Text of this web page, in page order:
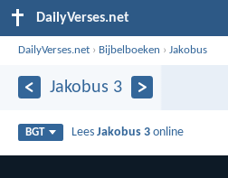
DailyVerses.net
DailyVerses.net › Bijbelboeken ›Jakobus
Jakobus 3
BGT LeesJakobus 3 online